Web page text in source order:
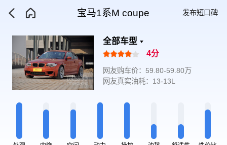
宝马1系M coupe 发布短口碑
全部车型
4分
网友购车价：59.80-59.80万
网友真实油耗：13-13L